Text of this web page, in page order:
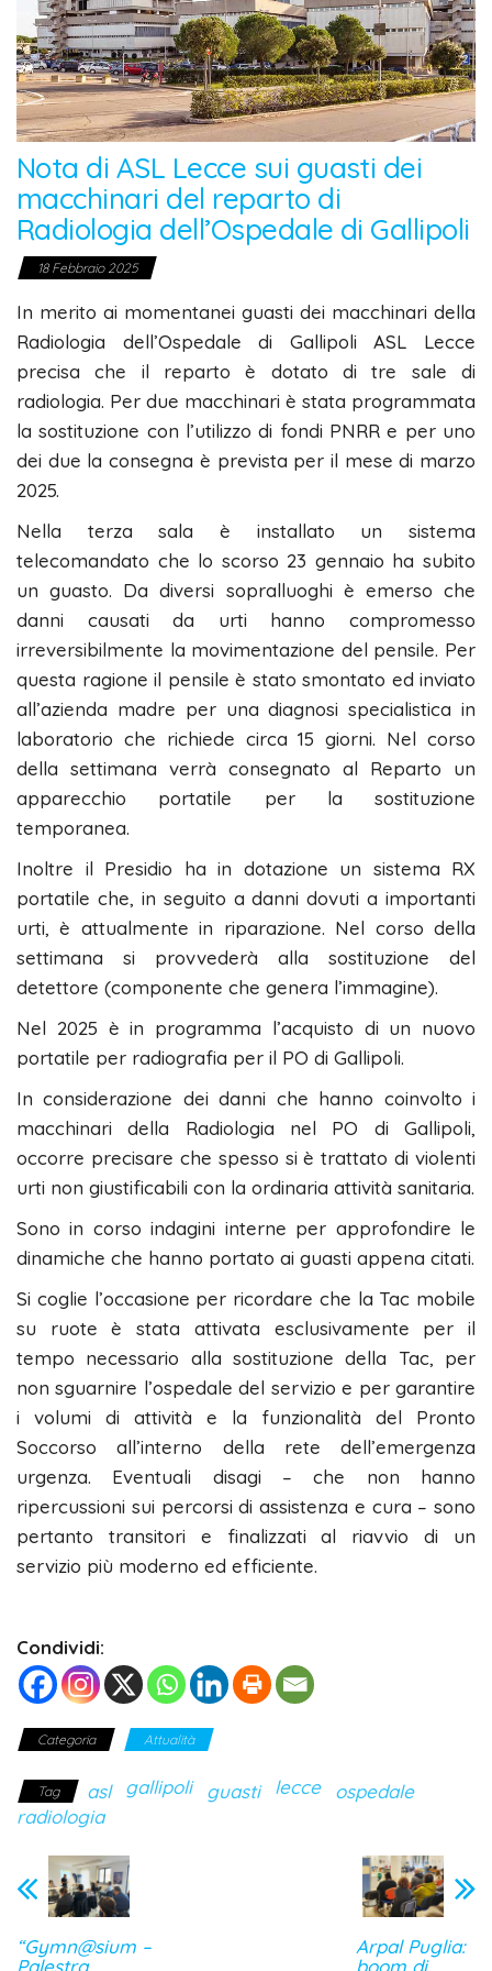
Nota di ASL Lecce sui guasti dei
macchinari del reparto di
Radiologia dell’Ospedale di Gallipoli
18 Febbraio 2025
In merito ai momentanei guasti dei macchinari della
Radiologia dell’Ospedale di Gallipoli ASL Lecce
precisa che il reparto è dotato di tre sale di
radiologia. Per due macchinari è stata programmata
la sostituzione con l’utilizzo di fondi PNRR e per uno
dei due la consegna è prevista per il mese di marzo
2025.
Nella terza sala è installato un sistema
telecomandato che lo scorso 23 gennaio ha subito
un guasto. Da diversi sopralluoghi è emerso che
danni causati da urti hanno compromesso
irreversibilmente la movimentazione del pensile. Per
questa ragione il pensile è stato smontato ed inviato
all’azienda madre per una diagnosi specialistica in
laboratorio che richiede circa 15 giorni. Nel corso
della settimana verrà consegnato al Reparto un
apparecchio portatile per la sostituzione
temporanea.
Inoltre il Presidio ha in dotazione un sistema RX
portatile che, in seguito a danni dovuti a importanti
urti, è attualmente in riparazione. Nel corso della
settimana si provvederà alla sostituzione del
detettore (componente che genera l’immagine).
Nel 2025 è in programma l’acquisto di un nuovo
portatile per radiografia per il PO di Gallipoli.
In considerazione dei danni che hanno coinvolto i
macchinari della Radiologia nel PO di Gallipoli,
occorre precisare che spesso si è trattato di violenti
urti non giustificabili con la ordinaria attività sanitaria.
Sono in corso indagini interne per approfondire le
dinamiche che hanno portato ai guasti appena citati.
Si coglie l’occasione per ricordare che la Tac mobile
su ruote è stata attivata esclusivamente per il
tempo necessario alla sostituzione della Tac, per
non sguarnire l’ospedale del servizio e per garantire
i volumi di attività e la funzionalità del Pronto
Soccorso all’interno della rete dell’emergenza
urgenza. Eventuali disagi – che non hanno
ripercussioni sui percorsi di assistenza e cura – sono
pertanto transitori e finalizzati al riavvio di un
servizio più moderno ed efficiente.
Condividi:
Categoria Attualità
Tag asl gallipoli guasti lecce
ospedale
radiologia
“Gymn@sium –
Palestra
Arpal Puglia:
boom di